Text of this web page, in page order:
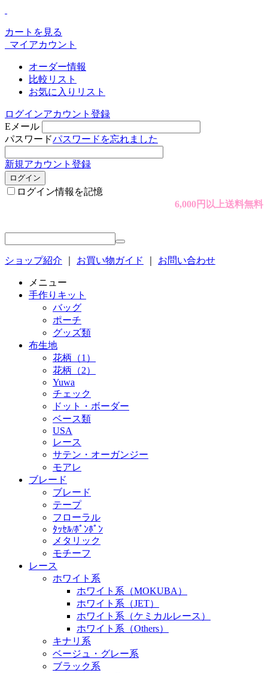
カートを見る
マイアカウント
オーダー情報
比較リスト
お気に入りリスト
ログインアカウント登録
Eメール
パスワードパスワードを忘れました
新規アカウント登録
ログイン
ログイン情報を記憶
6,000円以上送料無料
ショップ紹介 お買い物ガイド お問い合わせ
メニュー
手作りキット
バッグ
ポーチ
グッズ類
布生地
花柄（1）
花柄（2）
Yuwa
チェック
ドット・ボーダー
ベース類
USA
レース
サテン・オーガンジー
モアレ
ブレード
ブレード
テープ
フローラル
ﾀｯｾﾙ/ﾎﾟﾝﾎﾟﾝ
メタリック
モチーフ
レース
ホワイト系
ホワイト系（MOKUBA）
ホワイト系（JET）
ホワイト系（ケミカルレース）
ホワイト系（Others）
キナリ系
ベージュ・グレー系
ブラック系